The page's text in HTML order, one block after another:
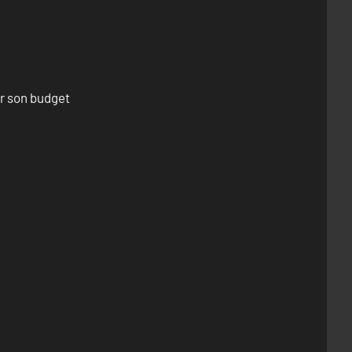
son budget